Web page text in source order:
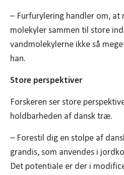
– Furfurylering handler om, at
molekyler sammen til store
vandmolekylerne ikke så
han.
Store perspektiver
Forskeren ser store
holdbarheden af dansk træ.
– Forestil dig en stolpe af
grandis, som anvendes i
Det potentiale er der i